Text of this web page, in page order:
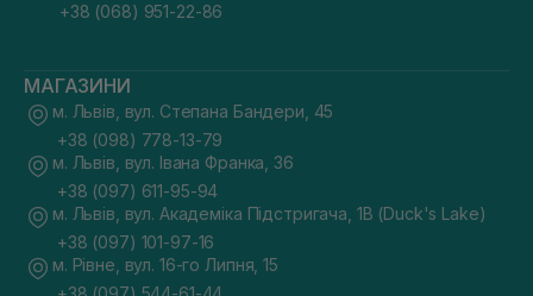
+38 (068) 951-22-86
МАГАЗИНИ
м. Львів, вул. Степана Бандери, 45
+38 (098) 778-13-79
м. Львів, вул. Івана Франка, 36
+38 (097) 611-95-94
м. Львів, вул. Академіка Підстригача, 1В (Duck's Lake)
+38 (097) 101-97-16
м. Рівне, вул. 16-го Липня, 15